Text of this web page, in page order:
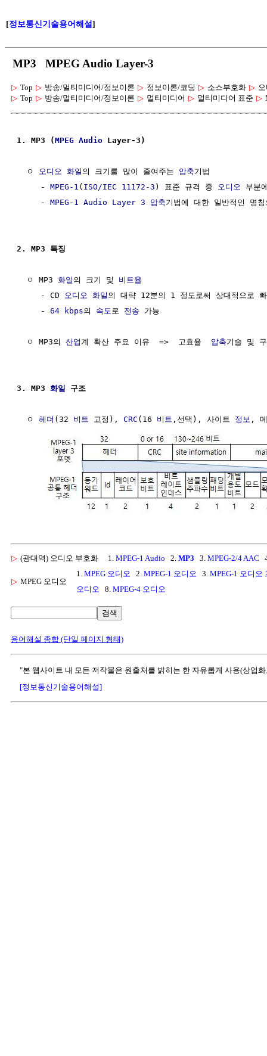
[정보통신기술용어해설]
MP3 MPEG Audio Layer-3
▷ Top ▷ 방송/멀티미디어/정보이론 ▷ 정보이론/코딩 ▷ 소스부호화 ▷
▷ Top ▷ 방송/멀티미디어/정보이론 ▷ 멀티미디어 ▷ 멀티미디어 표준 ▷
1. MP3 (MPEG Audio Layer-3)
  ㅇ
오디오 화일 의 크기를 많이 줄여주는 압축기법
     -
MPEG-1 ( ISO/IEC 11172-3 ) 표준 규격 중 오디오
부분
     -
MPEG-1 Audio Layer 3 압축기법에 대한 일반적인 명
2. MP3 특징
  ㅇ MP3
화일 의 크기 및 비트율
     - CD
오디오 화일 의 대략 12분의 1 정도로써 상대적으로
     -
64 kbps의 속도 로 전송 가능
  ㅇ MP3의
산업 계 확산 주요 이유  =>  고효율 압축기술 및
3. MP3 화일 구조
  ㅇ
헤더 (32 비트 고정), CRC (16 비트 ,선택), 사이트 정보 ,
▷ (광대역) 오디오 부호화 1. MPEG-1 Audio 2. MP3 3. MPEG-2/4 AAC
▷ MPEG 오디오
1. MPEG 오디오 2. MPEG-1 오디오 3. MPEG-1 오디오
오디오
8. MPEG-4 오디오
검색
용어해설 종합 (단일 페이지 형태)
"본 웹사이트 내 모든 저작물은 원출처를 밝히는 한 자유롭게 사용(상업
[정보통신기술용어해설]